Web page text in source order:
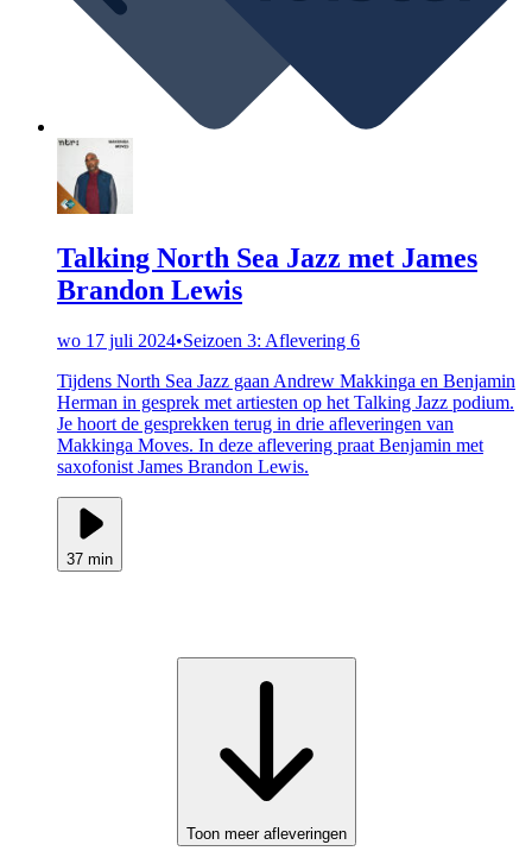
Talking North Sea Jazz met James
Brandon Lewis
wo 17 juli 2024•Seizoen 3: Aflevering 6
Tijdens North Sea Jazz gaan Andrew Makkinga en Benjamin
Herman in gesprek met artiesten op het Talking Jazz podium.
Je hoort de gesprekken terug in drie afleveringen van
Makkinga Moves. In deze aflevering praat Benjamin met
saxofonist James Brandon Lewis.
37 min
Toon meer afleveringen